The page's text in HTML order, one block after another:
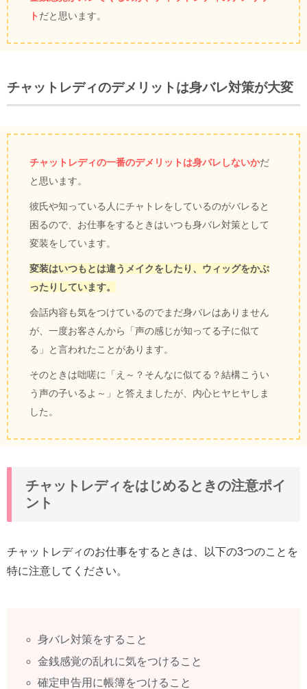
ト だと思います。
チャットレディのデメリットは身バレ対策が大変
チャットレディの一番のデメリットは身バレしないかだ
と思います。
彼氏や知っている人にチャトレをしているのがバレると
困るので、お仕事をするときはいつも身バレ対策として
変装をしています。
変装はいつもとは違うメイクをしたり、ウィッグをかぶ
ったりしています。
会話内容も気をつけているのでまだ身バレはありません
が、一度お客さんから「声の感じが知ってる子に似て
る」と言われたことがあります。
そのときは咄嗟に「え～？そんなに似てる？結構こうい
う声の子いるよ～」と答えましたが、内心ヒヤヒヤしま
した。
チャットレディをはじめるときの注意ポイ
ント
チャットレディのお仕事をするときは、以下の3つのことを
特に注意してください。
身バレ対策をすること
金銭感覚の乱れに気をつけること
確定申告用に帳簿をつけること